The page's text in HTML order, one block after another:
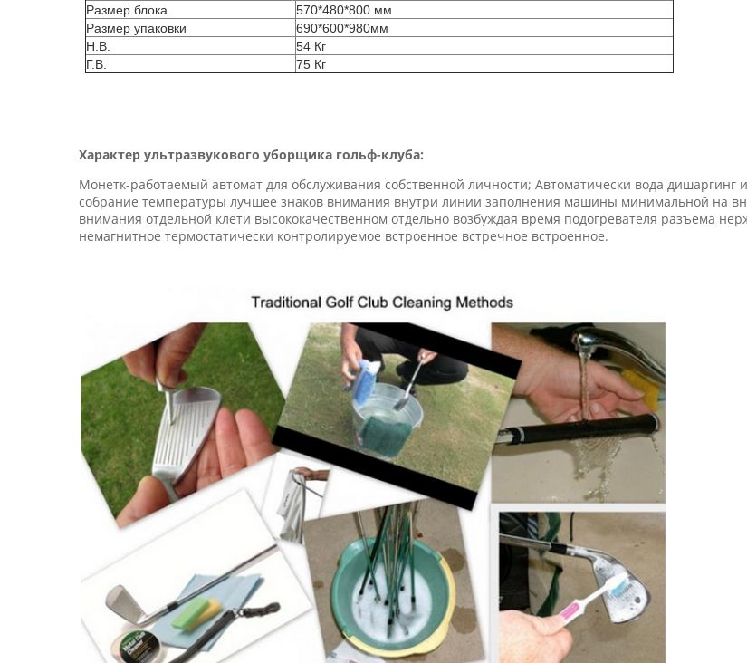
Размер блока
570*480*800 мм
Размер упаковки
690*600*980мм
Н.В.
54 Кг
Г.В.
75 Кг
Характер ультразвукового уборщика гольф-клуба:
Монетк-работаемый автомат для обслуживания собственной личности; Автоматически вода дишаргинг
собрание температуры лучшее знаков внимания внутри линии заполнения машины минимальной на
внимания отдельной клети высококачественном отдельно возбуждая время подогревателя разъема
немагнитное термостатически контролируемое встроенное встречное встроенное.